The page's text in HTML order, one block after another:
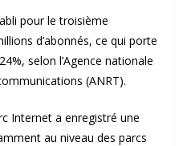
pour le troisième
d’abonnés, ce qui porte
selon l’Agence nationale
(ANRT).
Internet a enregistré une
au niveau des parcs